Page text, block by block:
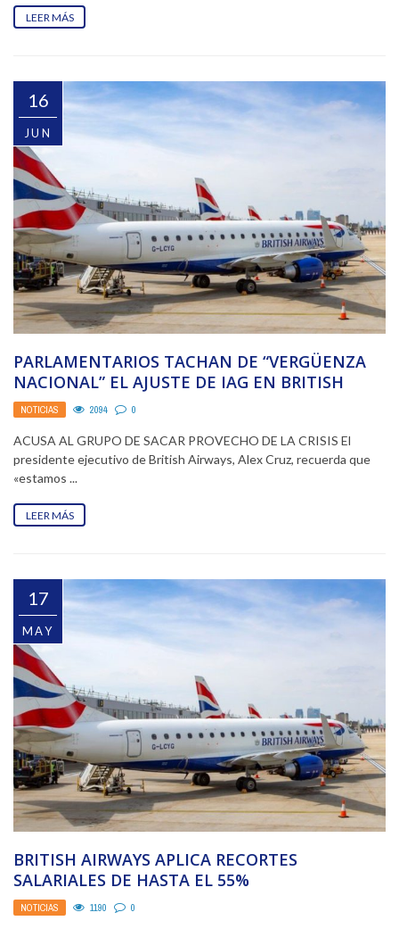
LEER MÁS
16
JUN
PARLAMENTARIOS TACHAN DE “VERGÜENZA
NACIONAL” EL AJUSTE DE IAG EN BRITISH
NOTICIAS 2094 0
ACUSA AL GRUPO DE SACAR PROVECHO DE LA CRISIS El
presidente ejecutivo de British Airways, Alex Cruz, recuerda que
«estamos ...
LEER MÁS
17
MAY
BRITISH AIRWAYS APLICA RECORTES
SALARIALES DE HASTA EL 55%
NOTICIAS 1190 0